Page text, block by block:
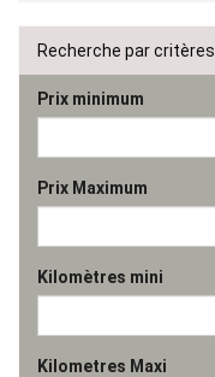
Recherche par critères
Prix minimum
Prix Maximum
Kilomètres mini
Kilometres Maxi